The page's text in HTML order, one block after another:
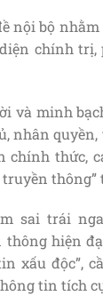
nội bộ
chính trị,
và minh
nhân
chính thức,
sai trái
hiện
xấu độc”,
tin tích